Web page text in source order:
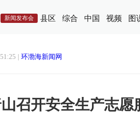
新闻发布会 县区 综合 中国 视频 图
| 环渤海新闻网
召开安全生产志